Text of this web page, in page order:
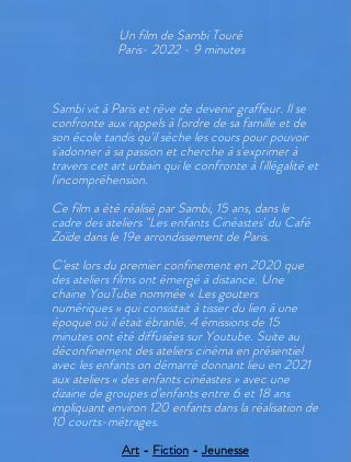
Sambi vit à Paris et rêve de devenir graffeur. Il se
confronte aux rappels à l'ordre de sa famille et de
son école tandis qu'il sèche les cours pour pouvoir
s'adonner à sa passion et cherche à s'exprimer à
travers cet art urbain qui le confronte à l'illégalité et
l'incompréhension.
Ce film a été réalisé par Sambi, 15 ans, dans le
cadre des ateliers "Les enfants Cinéastes' du Café
Zoïde dans le 19e arrondissement de Paris.
C’est lors du premier confinement en 2020 que
des ateliers films ont émergé à distance. Une
chaine YouTube nommée « Les gouters
numériques » qui consistait à tisser du lien à une
époque où il était ébranlé. 4 émissions de 15
minutes ont été diffusées sur Youtube. Suite au
déconfinement des ateliers cinéma en présentiel
avec les enfants on démarré donnant lieu en 2021
aux ateliers « des enfants cinéastes » avec une
dizaine de groupes d’enfants entre 6 et 18 ans
impliquant environ 120 enfants dans la réalisation de
10 courts-métrages.
Un film de Sambi Touré
Paris- 2022 - 9 minutes
Art - Fiction -Jeunesse